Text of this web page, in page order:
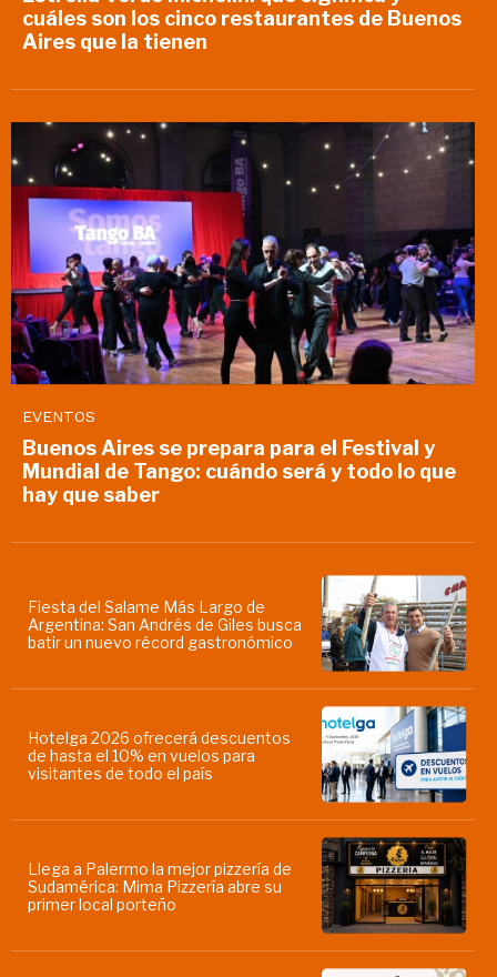
cuáles son los cinco restaurantes de Buenos
Aires que la tienen
EVENTOS
Buenos Aires se prepara para el Festival y
Mundial de Tango: cuándo será y todo lo que
hay que saber
Fiesta del Salame Más Largo de
Argentina: San Andrés de Giles busca
batir un nuevo récord gastronómico
Hotelga 2026 ofrecerá descuentos
de hasta el 10% en vuelos para
visitantes de todo el país
Llega a Palermo la mejor pizzería de
Sudamérica: Mima Pizzería abre su
primer local porteño